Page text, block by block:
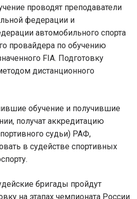
проводят преподаватели
федерации и
автомобильного спорта
провайдера по обучению
FIA. Подготовку
дистанционного
обучение и получившие
получат аккредитацию
судьи) РАФ,
в судействе спортивных
бригады пройдут
на этапах чемпионата России